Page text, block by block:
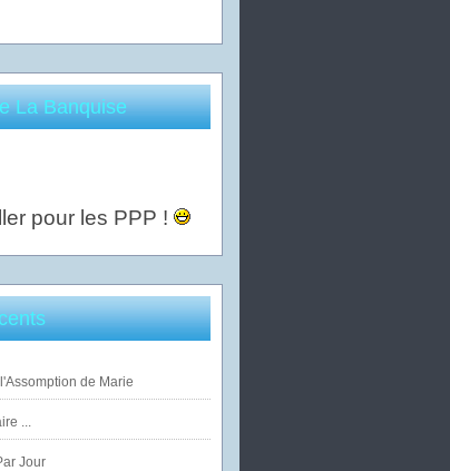
La Banquise
pour les PPP !
de Marie
...
Jour